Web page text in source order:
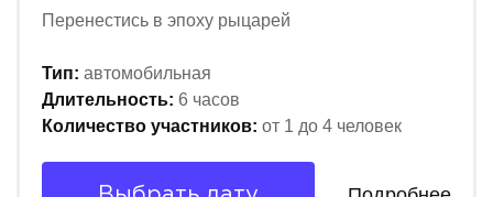
Перенестись в эпоху рыцарей
Тип: автомобильная
Длительность: 6 часов
Количество участников: от 1 до 4 человек